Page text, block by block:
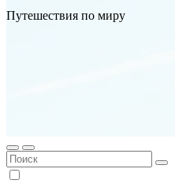
Путешествия по миру